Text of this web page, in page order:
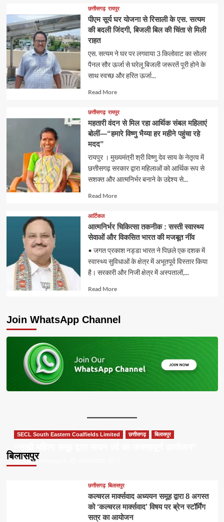
about
छत्तीसगढ़ रायपुर
पीएम सूर्य घर योजना से रिसाली के एस. सत्यम
की बदली जिंदगी, बिजली बिल की चिंता से मिली
राहत
एस. सत्यम ने घर पर लगवाया 3 किलोवाट का सोलर
पैनल सौर ऊर्जा से घरेलू बिजली जरूरतें पूरी होने के
साथ स्वच्छ और हरित ऊर्जा...
Read MoreRead
about
छत्तीसगढ़ रायपुर
महतारी वंदन से मिल रहा आर्थिक संबल महिलाएं
बोलीं—“हमारे विष्णु भैय्या हर महीने पहुंचा रहे
मदद”
रायपुर । मुख्यमंत्री श्री विष्णु देव साय के नेतृत्व में
छत्तीसगढ़ सरकार द्वारा महिलाओं को आर्थिक रूप से
सशक्त और आत्मनिर्भर बनाने के उद्देश्य से...
Read MoreRead
आर्टिकल
आत्मनिर्भर चिकित्सा तकनीक : सस्ती स्वास्थ्य
सेवाओं और विकसित भारत की मजबूत नींव
• जगत प्रकाश नड्डा भारत ने पिछले एक दशक में
स्वास्थ्य सुविधाओं के क्षेत्र में अभूतपूर्व विस्तार किया
है। सरकारी और निजी क्षेत्र में अस्पतालों,...
Read MoreRead
Join WhatsApp Channel
बिलासपुर
SECL South Eastern Coalfields Limited छत्तीसगढ़ बिलासपुर
Apna Chhattisgarh
छत्तीसगढ़ बिलासपुर
कल्चरल मार्क्सवाद अध्ययन समूह द्वारा 8 अगस्त
को ‘कल्चरल मार्क्सवाद’ विषय पर ब्रेन स्टॉर्मिंग
सत्र का आयोजन